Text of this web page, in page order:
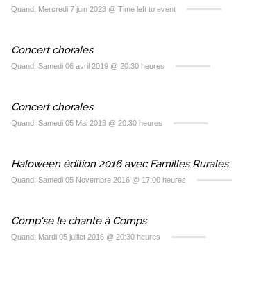
Quand: Mercredi 7 juin 2023 @ Time left to event
Concert chorales
Quand: Samedi 06 avril 2019 @ 20:30 heures
Concert chorales
Quand: Samedi 05 Mai 2018 @ 20:30 heures
Haloween édition 2016 avec Familles Rurales
Quand: Samedi 05 Novembre 2016 @ 17:00 heures
Comp'se le chante à Comps
Quand: Mardi 05 juillet 2016 @ 20:30 heures